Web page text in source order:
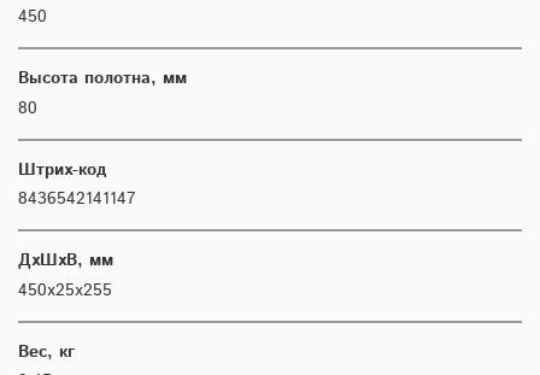
450
Высота полотна, мм
80
Штрих-код
8436542141147
ДхШхВ, мм
450х25х255
Вес, кг